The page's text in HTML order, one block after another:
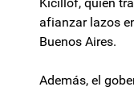
afianzar lazos
Buenos Aires.
Además, el